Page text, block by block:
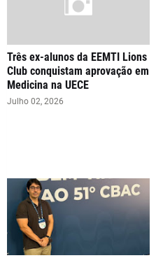
Três ex-alunos da EEMTI Lions
Club conquistam aprovação em
Medicina na UECE
Julho 02, 2026